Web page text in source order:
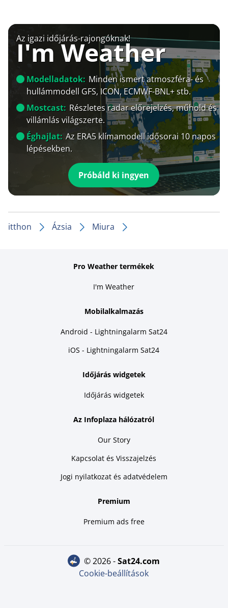
Az igazi időjárás-rajongóknak!
I'm Weather
Modelladatok: Minden ismert atmoszféra- és
hullámmodell GFS, ICON, ECMWF-BNL+ stb.
Mostcast: Részletes radar előrejelzés, műhold és
villámlás világszerte.
Éghajlat: Az ERA5 klímamodell idősorai 10 napos
lépésekben.
Próbáld ki ingyen
itthon Ázsia Miura
Pro Weather termékek
I'm Weather
Mobilalkalmazás
Android - Lightningalarm Sat24
iOS - Lightningalarm Sat24
Időjárás widgetek
Időjárás widgetek
Az Infoplaza hálózatról
Our Story
Kapcsolat és Visszajelzés
Jogi nyilatkozat és adatvédelem
Premium
Premium ads free
© 2026 - sat24.com
Cookie-beállítások